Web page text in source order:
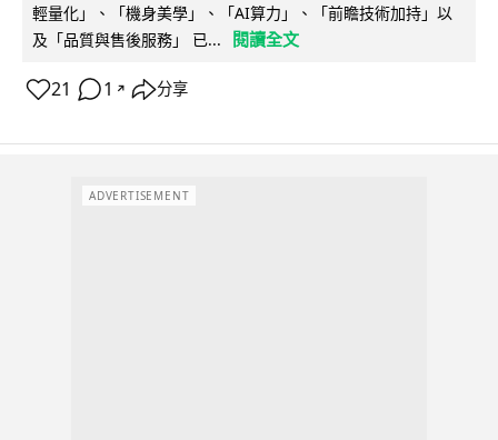
輕量化」、「機身美學」、「AI算力」、「前瞻技術加持」以
及「品質與售後服務」 已...
閱讀全文
21 1 ↗ 分享
ADVERTISEMENT